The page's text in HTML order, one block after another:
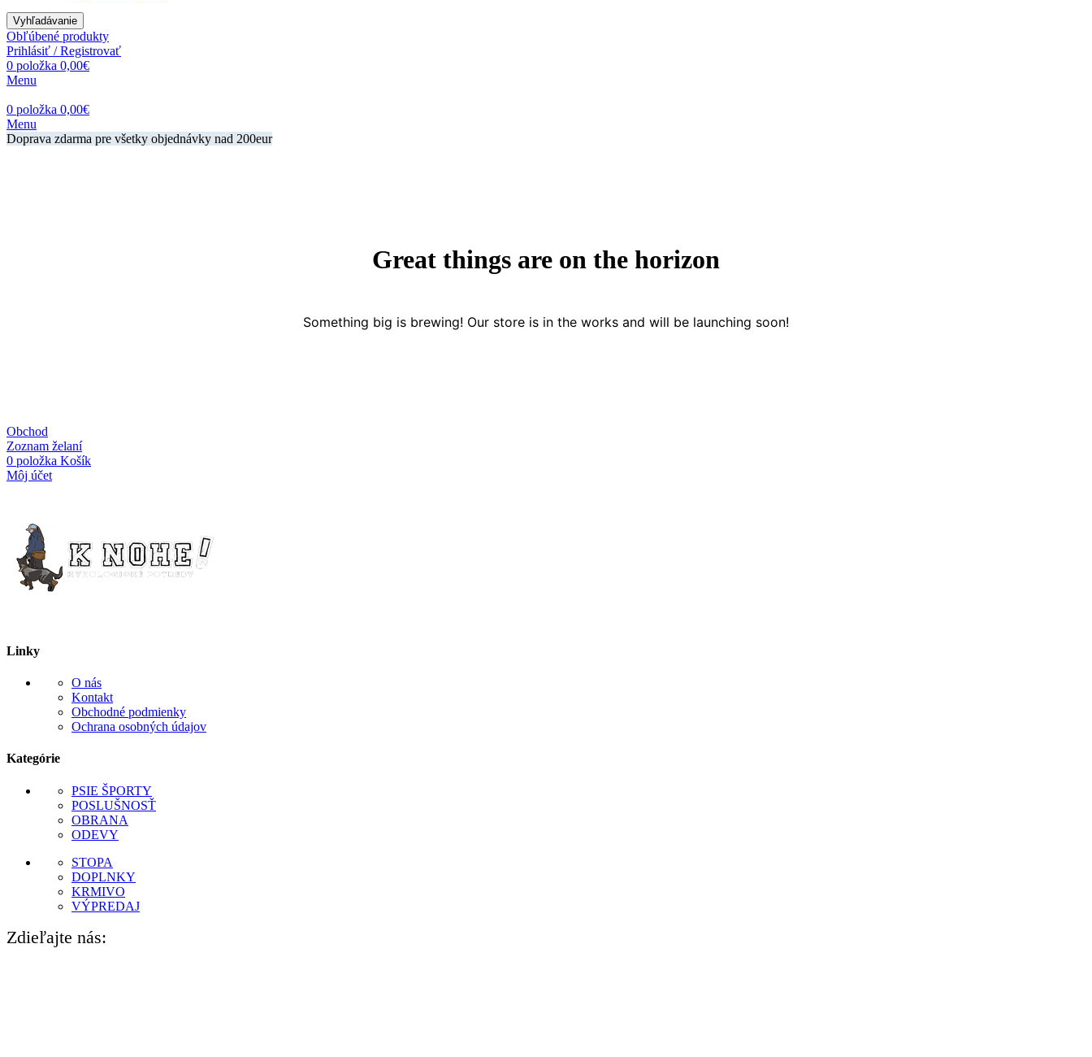
Vyhľadávanie
Obľúbené produkty
Prihlásiť / Registrovať
0 položka 0,00€
Menu
0 položka 0,00€
Menu
Doprava zdarma pre všetky objednávky nad 200eur
Great things are on the horizon
Something big is brewing! Our store is in the works and will be launching soon!
Obchod
Zoznam želaní
0 položka Košík
Môj účet
Linky
O nás
Kontakt
Obchodné podmienky
Ochrana osobných údajov
Kategórie
PSIE ŠPORTY
POSLUŠNOSŤ
OBRANA
ODEVY
STOPA
DOPLNKY
KRMIVO
VÝPREDAJ
Zdieľajte nás: